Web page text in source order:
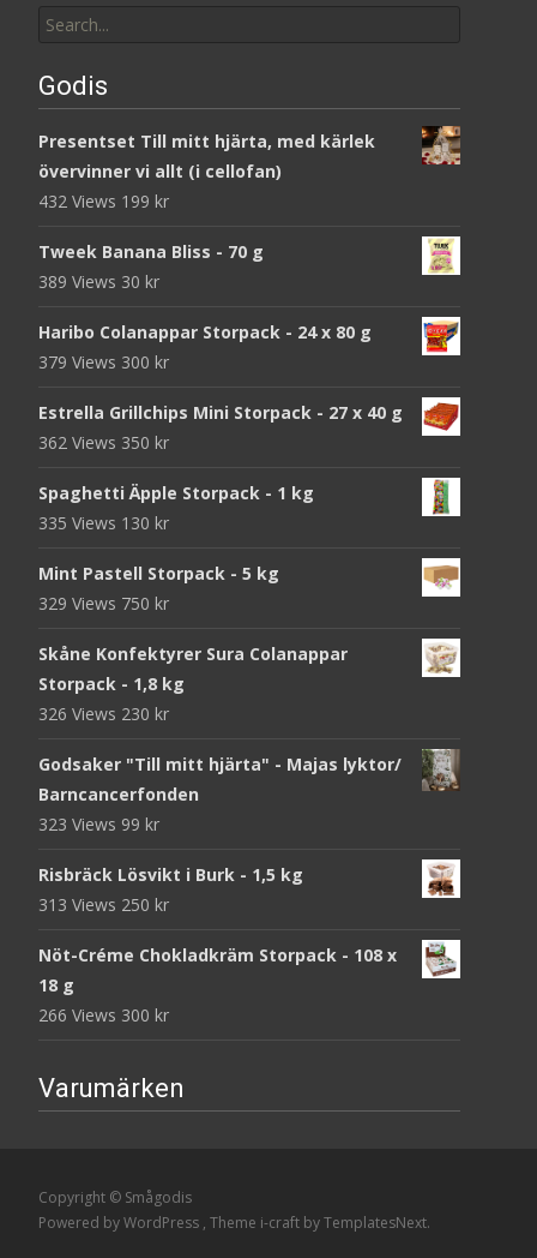
for:
Godis
Presentset Till mitt hjärta, med kärlek
övervinner vi allt (i cellofan)
432 Views 199 kr
Tweek Banana Bliss - 70 g
389 Views 30 kr
Haribo Colanappar Storpack - 24 x 80 g
379 Views 300 kr
Estrella Grillchips Mini Storpack - 27 x 40 g
362 Views 350 kr
Spaghetti Äpple Storpack - 1 kg
335 Views 130 kr
Mint Pastell Storpack - 5 kg
329 Views 750 kr
Skåne Konfektyrer Sura Colanappar
Storpack - 1,8 kg
326 Views 230 kr
Godsaker "Till mitt hjärta" - Majas lyktor/
Barncancerfonden
323 Views 99 kr
Risbräck Lösvikt i Burk - 1,5 kg
313 Views 250 kr
Nöt-Créme Chokladkräm Storpack - 108 x
18 g
266 Views 300 kr
Varumärken
Copyright © Smågodis
Powered by WordPress , Theme i-craft by TemplatesNext.